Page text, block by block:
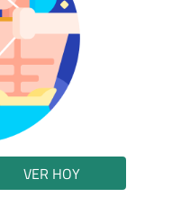
VER HOY